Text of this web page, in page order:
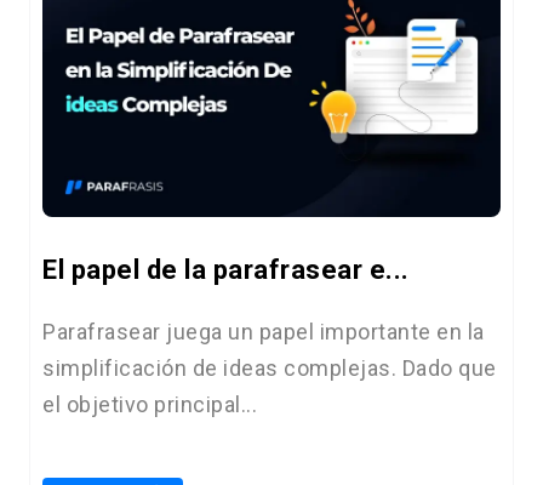
El papel de la parafrasear e...
Parafrasear juega un papel importante en la
simplificación de ideas complejas. Dado que
el objetivo principal...